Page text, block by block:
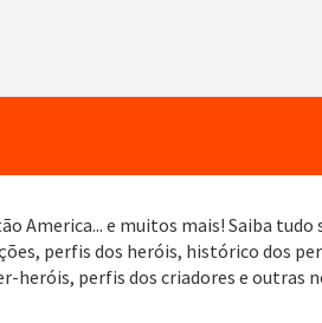
America... e muitos mais! Saiba tudo
perfis dos heróis, histórico dos
perfis dos criadores e outras